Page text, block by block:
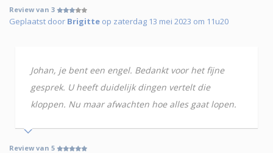
Review van 3
Geplaatst door Brigitte op zaterdag 13 mei 2023 om 11u20
Johan, je bent een engel. Bedankt voor het fijne
gesprek. U heeft duidelijk dingen vertelt die
kloppen. Nu maar afwachten hoe alles gaat lopen.
Review van 5